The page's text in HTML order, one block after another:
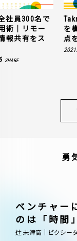
社員300名で
術｜リモー
報共有をス
SHARE
を
点
勇
ベンチャー
のは「時間」
辻 未津高｜ピクシー